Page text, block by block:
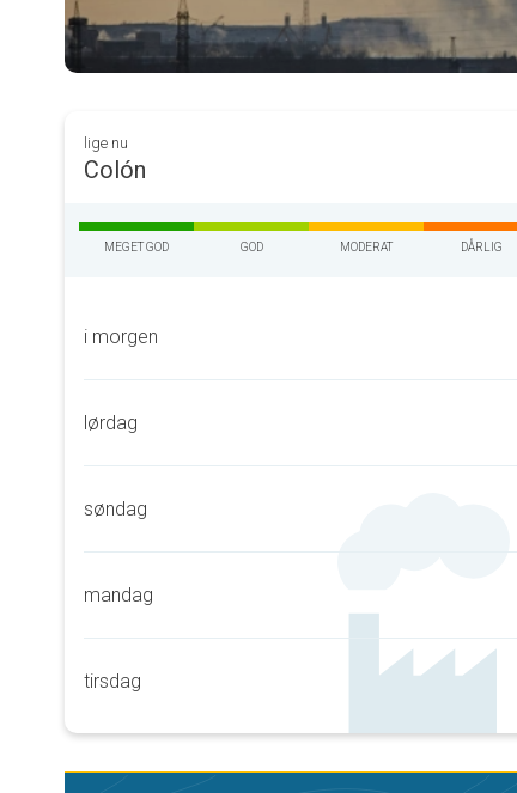
lige nu
Colón
MEGET GOD GOD MODERAT DÅRLIG
i morgen
lørdag
søndag
mandag
tirsdag